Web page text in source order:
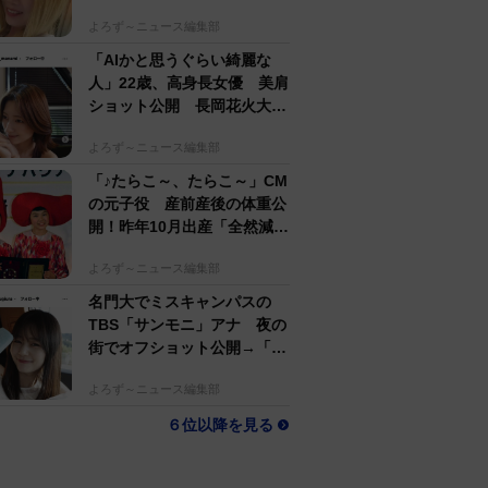
よろず～ニュース編集部
「AIかと思うぐらい綺麗な
人」22歳、高身長女優 美肩
ショット公開 長岡花火大会
よろず～ニュース編集部
「♪たらこ～、たらこ～」CM
の元子役 産前産後の体重公
開！昨年10月出産「全然減ら
よろず～ニュース編集部
名門大でミスキャンパスの
TBS「サンモニ」アナ 夜の
街でオフショット公開→「ノ
よろず～ニュース編集部
６位以降を見る